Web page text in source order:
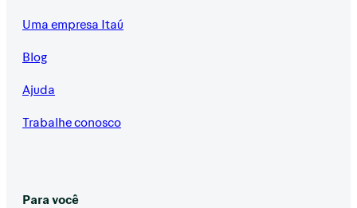
Uma empresa Itaú
Blog
Ajuda
Trabalhe conosco
Para você